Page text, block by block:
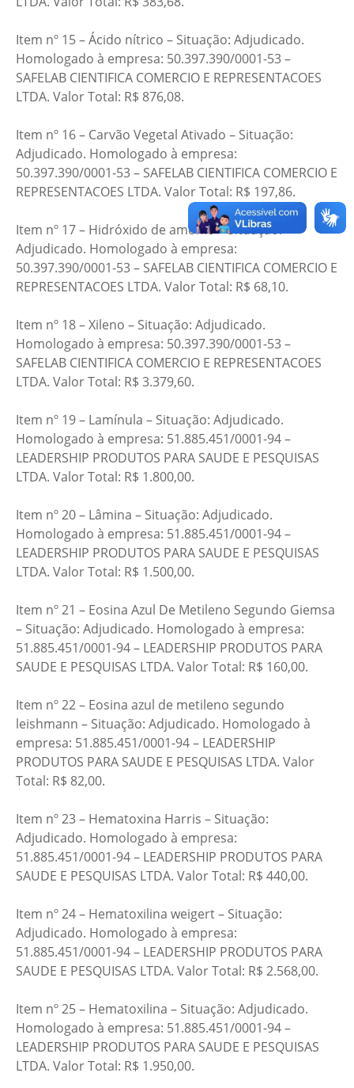
Item nº 15 – Ácido nítrico – Situação: Adjudicado.
Homologado à empresa: 50.397.390/0001-53 –
SAFELAB CIENTIFICA COMERCIO E REPRESENTACOES
LTDA. Valor Total: R$ 876,08.
Item nº 16 – Carvão Vegetal Ativado – Situação:
Adjudicado. Homologado à empresa:
50.397.390/0001-53 – SAFELAB CIENTIFICA COMERCIO E
REPRESENTACOES LTDA. Valor Total: R$ 197,86.
Item nº 17 – Hidróxido de amônio – Situação:
Adjudicado. Homologado à empresa:
50.397.390/0001-53 – SAFELAB CIENTIFICA COMERCIO E
REPRESENTACOES LTDA. Valor Total: R$ 68,10.
Item nº 18 – Xileno – Situação: Adjudicado.
Homologado à empresa: 50.397.390/0001-53 –
SAFELAB CIENTIFICA COMERCIO E REPRESENTACOES
LTDA. Valor Total: R$ 3.379,60.
Item nº 19 – Lamínula – Situação: Adjudicado.
Homologado à empresa: 51.885.451/0001-94 –
LEADERSHIP PRODUTOS PARA SAUDE E PESQUISAS
LTDA. Valor Total: R$ 1.800,00.
Item nº 20 – Lâmina – Situação: Adjudicado.
Homologado à empresa: 51.885.451/0001-94 –
LEADERSHIP PRODUTOS PARA SAUDE E PESQUISAS
LTDA. Valor Total: R$ 1.500,00.
Item nº 21 – Eosina Azul De Metileno Segundo Giemsa
– Situação: Adjudicado. Homologado à empresa:
51.885.451/0001-94 – LEADERSHIP PRODUTOS PARA
SAUDE E PESQUISAS LTDA. Valor Total: R$ 160,00.
Item nº 22 – Eosina azul de metileno segundo
leishmann – Situação: Adjudicado. Homologado à
empresa: 51.885.451/0001-94 – LEADERSHIP
PRODUTOS PARA SAUDE E PESQUISAS LTDA. Valor
Total: R$ 82,00.
Item nº 23 – Hematoxina Harris – Situação:
Adjudicado. Homologado à empresa:
51.885.451/0001-94 – LEADERSHIP PRODUTOS PARA
SAUDE E PESQUISAS LTDA. Valor Total: R$ 440,00.
Item nº 24 – Hematoxilina weigert – Situação:
Adjudicado. Homologado à empresa:
51.885.451/0001-94 – LEADERSHIP PRODUTOS PARA
SAUDE E PESQUISAS LTDA. Valor Total: R$ 2.568,00.
Item nº 25 – Hematoxilina – Situação: Adjudicado.
Homologado à empresa: 51.885.451/0001-94 –
LEADERSHIP PRODUTOS PARA SAUDE E PESQUISAS
LTDA. Valor Total: R$ 1.950,00.